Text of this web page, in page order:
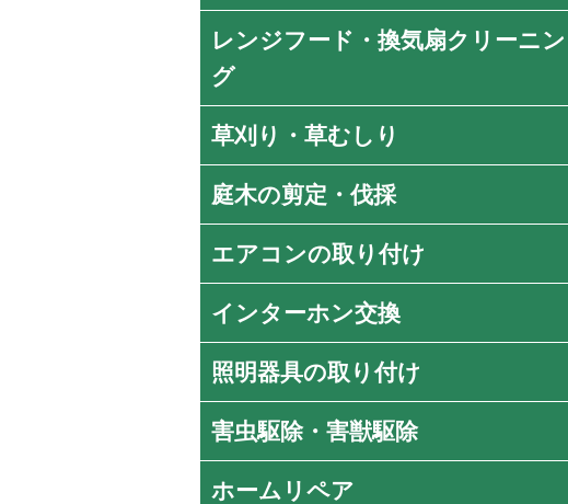
レンジフード・換気扇クリーニン
グ
草刈り・草むしり
庭木の剪定・伐採
エアコンの取り付け
インターホン交換
照明器具の取り付け
害虫駆除・害獣駆除
ホームリペア